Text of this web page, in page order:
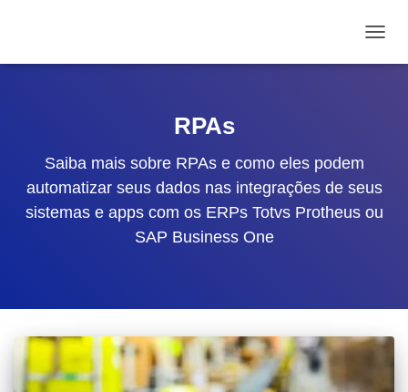
RPAs
Saiba mais sobre RPAs e como eles podem
automatizar seus dados nas integrações de seus
sistemas e apps com os ERPs Totvs Protheus ou
SAP Business One